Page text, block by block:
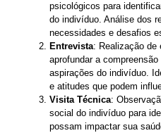
psicológicos para
do indivíduo. Análise dos
necessidades e desafios
Entrevista: Realização de
aprofundar a
aspirações do indivíduo.
e atitudes que podem
Visita Técnica:
social do indivíduo para
possam impactar sua